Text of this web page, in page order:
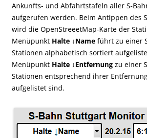
Ankunfts- und Abfahrtstafeln aller S-
aufgerufen werden. Beim Antippen des
wird die OpenStreeetMap-Karte der
Menüpunkt Halte ↓Name führt zu einer
Stationen alphabetisch sortiert
Menüpunkt Halte ↓Entfernung zu einer
Stationen entsprechend ihrer
aufgelistet sind.